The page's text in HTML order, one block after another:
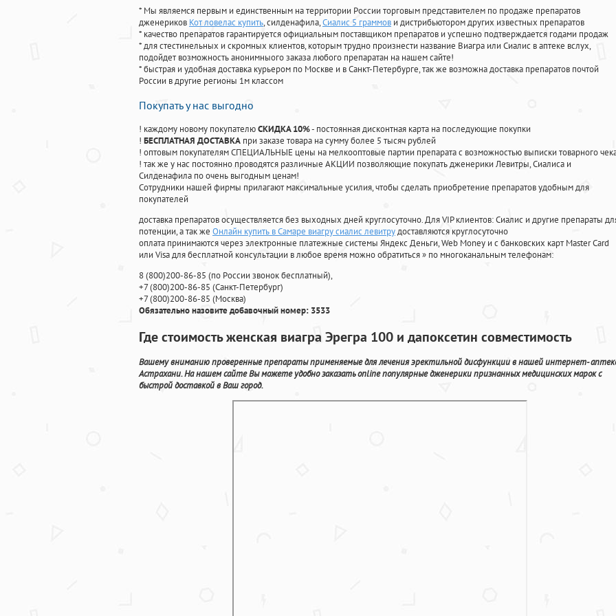
* Мы являемся первым и единственным на территории России торговым представителем по продаже препаратов
дженериков Кот ловелас купить, силденафила,Сиалис 5 граммов и дистрибьютором других известных препаратов
* качество препаратов гарантируется официальным поставщиком препаратов и успешно подтверждается годами продаж
* для стестинельных и скромных клиентов, которым трудно произнести название Виагра или Сиалис в аптеке вслух,
подойдет возможность анонимныого заказа любого препаратан на нашем сайте!
* быстрая и удобная доставка курьером по Москве и в Санкт-Петербурге, так же возможна доставка препаратов почтой
России в другие регионы 1м классом
Покупать у нас выгодно
! каждому новому покупателюСКИДКА 10%- постоянная дисконтная карта на последующие покупки
! БЕСПЛАТНАЯ ДОСТАВКА при заказе товара на сумму более 5 тысяч рублей
! оптовым покупателям СПЕЦИАЛЬНЫЕ цены на мелкооптовые партии препарата с возможностью выписки товарного
! так же у нас постоянно проводятся различные АКЦИИ позволяющие покупать дженерики Левитры, Сиалиса и
Силденафила по очень выгодным ценам!
Cотрудники нашей фирмы прилагают максимальные усилия, чтобы сделать приобретение препаратов удобным для
покупателей
доставка препаратов осуществляется без выходных дней круглосуточно. Для VIP клиентов: Сиалис и другие препараты
потенции, а так же Онлайн купить в Самаре виагру сиалис левитрудоставляются круглосуточно
оплата принимаются через электронные платежные системы Яндекс Деньги, Web Money и с банковских карт Master Card
или Visa для бесплатной консультации в любое время можно обратиться» по многоканальным телефонам:
8(800)200-86-85 (по России звонок бесплатный),
+7(800)200-86-85 (Санкт-Петербург)
+7(800)200-86-85 (Москва)
Обязательно назовите добавочный номер: 3533
Где стоимость женская виагра Эрегра 100 и дапоксетин совместимость
Вашему вниманию проверенные препараты применяемые для лечения эректильной дисфункции в нашей интернет-
Астрахани. На нашем сайте Вы можете удобно заказать online популярные дженерики признанных медицинских марок с
быстрой доставкой в Ваш город.